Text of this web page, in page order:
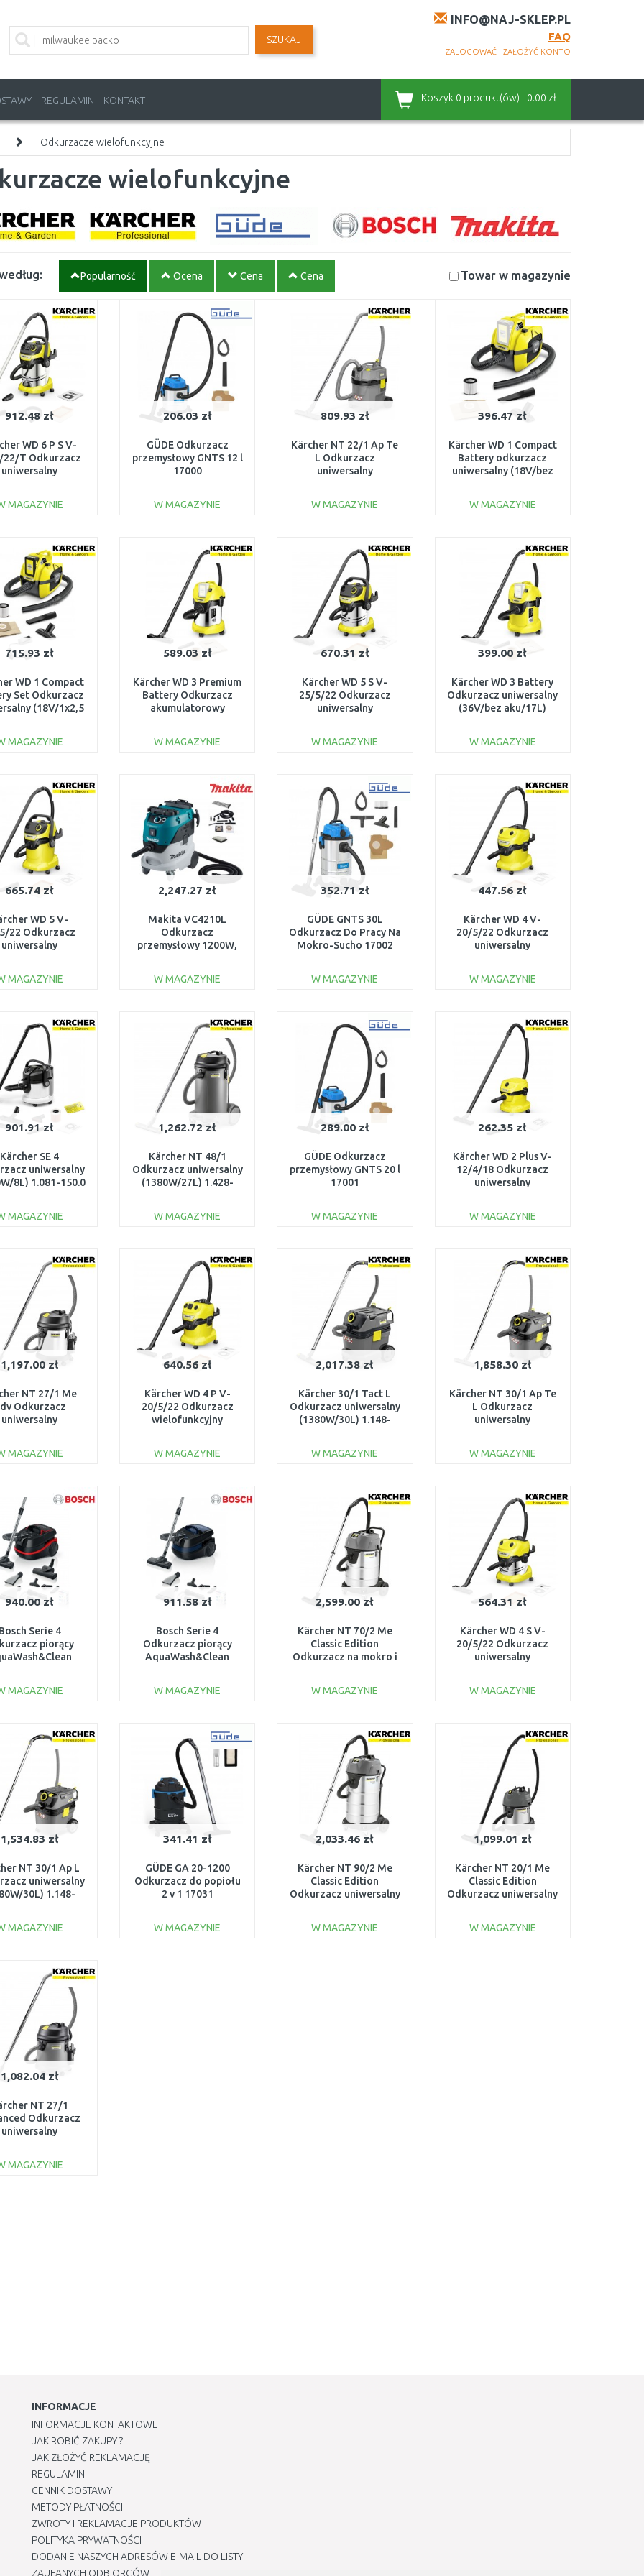
INFO@NAJ-SKLEP.PL
FAQ
ZALOGOWAĆ ZAŁOŻYĆ KONTO
SZUKAJ
REGULAMIN KONTAKT Koszyk 0 produkt(ów) - 0.00 zł
Odkurzacze wielofunkcyjne
wielofunkcyjne
Popularność Ocena Cena Cena Towar w magazynie
912.48 zł
WD 6 P S V-
22/T Odkurzacz
uniwersalny
MAGAZYNIE
Do porównania
206.03 zł
GÜDE Odkurzacz
przemysłowy GNTS 12 l
17000
W MAGAZYNIE
Do porównania
809.93 zł
Kärcher NT 22/1 Ap Te
L Odkurzacz
uniwersalny
W MAGAZYNIE
Do porównania
396.47 zł
Kärcher WD 1 Compact
Battery odkurzacz
uniwersalny (18V/bez
W MAGAZYNIE
Do porównania
715.93 zł
WD 1 Compact
Set Odkurzacz
(18V/1x2,5
MAGAZYNIE
Do porównania
589.03 zł
Kärcher WD 3 Premium
Battery Odkurzacz
akumulatorowy
W MAGAZYNIE
Do porównania
670.31 zł
Kärcher WD 5 S V-
25/5/22 Odkurzacz
uniwersalny
W MAGAZYNIE
Do porównania
399.00 zł
Kärcher WD 3 Battery
Odkurzacz uniwersalny
(36V/bez aku/17L)
W MAGAZYNIE
Do porównania
665.74 zł
WD 5 V-
22 Odkurzacz
uniwersalny
MAGAZYNIE
Do porównania
2,247.27 zł
Makita VC4210L
Odkurzacz
przemysłowy 1200W,
W MAGAZYNIE
Do porównania
352.71 zł
GÜDE GNTS 30L
Odkurzacz Do Pracy Na
Mokro-Sucho 17002
W MAGAZYNIE
Do porównania
447.56 zł
Kärcher WD 4 V-
20/5/22 Odkurzacz
uniwersalny
W MAGAZYNIE
Do porównania
901.91 zł
Kärcher SE 4
uniwersalny
8L) 1.081-150.0
MAGAZYNIE
Do porównania
1,262.72 zł
Kärcher NT 48/1
Odkurzacz uniwersalny
(1380W/27L) 1.428-
W MAGAZYNIE
Do porównania
289.00 zł
GÜDE Odkurzacz
przemysłowy GNTS 20 l
17001
W MAGAZYNIE
Do porównania
262.35 zł
Kärcher WD 2 Plus V-
12/4/18 Odkurzacz
uniwersalny
W MAGAZYNIE
Do porównania
1,197.00 zł
NT 27/1 Me
Odkurzacz
uniwersalny
MAGAZYNIE
Do porównania
640.56 zł
Kärcher WD 4 P V-
20/5/22 Odkurzacz
wielofunkcyjny
W MAGAZYNIE
Do porównania
2,017.38 zł
Kärcher 30/1 Tact L
Odkurzacz uniwersalny
(1380W/30L) 1.148-
W MAGAZYNIE
Do porównania
1,858.30 zł
Kärcher NT 30/1 Ap Te
L Odkurzacz
uniwersalny
W MAGAZYNIE
Do porównania
940.00 zł
Bosch Serie 4
piorący
MAGAZYNIE
Do porównania
911.58 zł
Bosch Serie 4
Odkurzacz piorący
AquaWash&Clean
W MAGAZYNIE
Do porównania
2,599.00 zł
Kärcher NT 70/2 Me
Classic Edition
Odkurzacz na mokro i
W MAGAZYNIE
Do porównania
564.31 zł
Kärcher WD 4 S V-
20/5/22 Odkurzacz
uniwersalny
W MAGAZYNIE
Do porównania
1,534.83 zł
NT 30/1 Ap L
uniwersalny
30L) 1.148-
MAGAZYNIE
Do porównania
341.41 zł
GÜDE GA 20-1200
Odkurzacz do popiołu
2 v 1 17031
W MAGAZYNIE
2,033.46 zł
Kärcher NT 90/2 Me
Classic Edition
Odkurzacz uniwersalny
W MAGAZYNIE
1,099.01 zł
Kärcher NT 20/1 Me
Classic Edition
Odkurzacz uniwersalny
W MAGAZYNIE
1,082.04 zł
NT 27/1
Odkurzacz
uniwersalny
MAGAZYNIE
INFORMACJE
INFORMACJE KONTAKTOWE
JAK ROBIĆ ZAKUPY ?
JAK ZŁOŻYĆ REKLAMACJĘ
REGULAMIN
CENNIK DOSTAWY
METODY PŁATNOŚCI
ZWROTY I REKLAMACJE PRODUKTÓW
POLITYKA PRYWATNOŚCI
DODANIE NASZYCH ADRESÓW E-MAIL DO LISTY
ZAUFANYCH ODBIORCÓW